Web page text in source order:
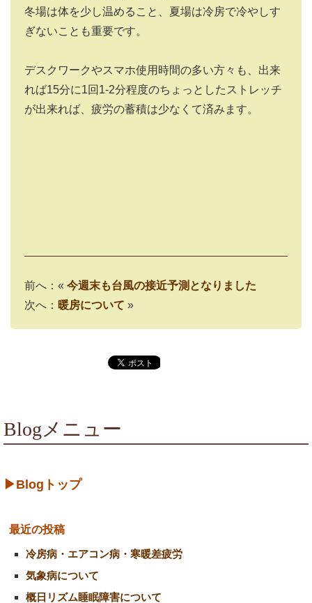
冬場は体を少し温めること、夏場は冷房で冷やしす
ぎないことも重要です。
デスクワークやスマホ使用時間の多い方々も、出来
れば15分に1回1-2分程度のちょっとしたストレッチ
が出来れば、疲労の蓄積は少なくて済みます。
前へ：« 今週末も台風の接近予測となりました
次へ： 暖房について »
Blogメニュー
▶Blogトップ
最近の投稿
冷房病・エアコン病・寒暖差疲労
気象病について
概日リズム睡眠障害について